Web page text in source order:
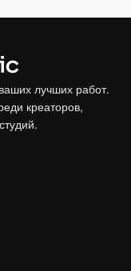
лучших работ.
креаторов,